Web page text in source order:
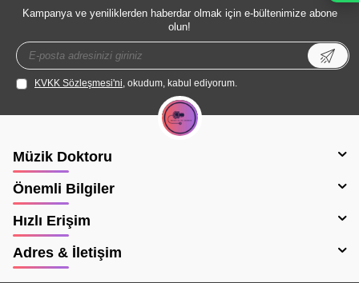
Kampanya ve yeniliklerden haberdar olmak için e-bültenimize abone
olun!
KVKK Sözleşmesi'ni, okudum, kabul ediyorum.
Müzik Doktoru
Önemli Bilgiler
Hızlı Erişim
Adres & İletişim